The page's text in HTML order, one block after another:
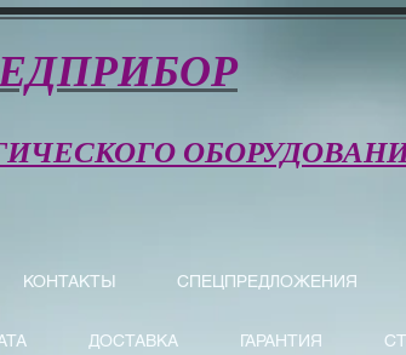
КОНТАКТЫ СПЕЦПРЕДЛОЖЕНИЯ
ДОСТАВКА ГАРАНТИЯ